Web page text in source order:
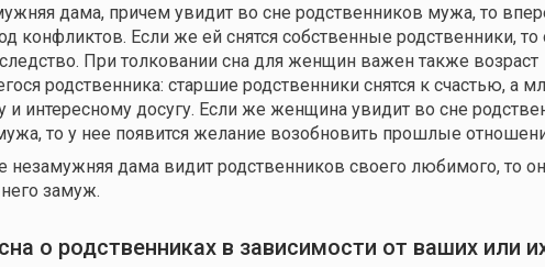
дама, причем увидит во сне родственников мужа, то
конфликтов. Если же ей снятся собственные родственники, то
При толковании сна для женщин важен также возраст
родственника: старшие родственники снятся к счастью, а
и интересному досугу. Если же женщина увидит во сне
то у нее появится желание возобновить прошлые
незамужняя дама видит родственников своего любимого, то
замуж.
о родственниках в зависимости от ваших или